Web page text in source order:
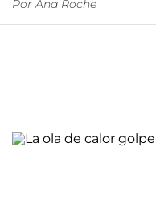
Por Ana Roche